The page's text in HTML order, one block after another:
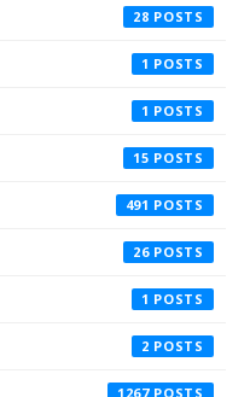
28
1
1
15
491
26
1
2
1267